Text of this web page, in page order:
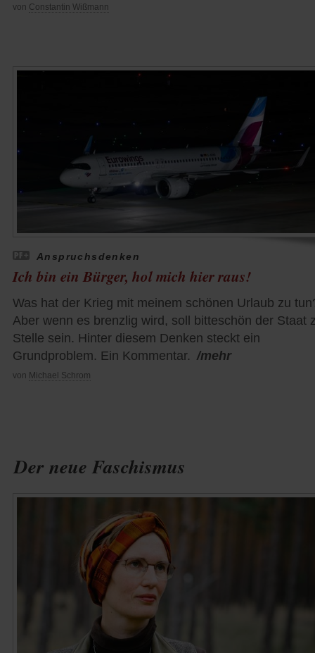
von Constantin Wißmann
Anspruchsdenken
Ich bin ein Bürger, hol mich hier raus!
Was hat der Krieg mit meinem schönen Urlaub zu
Aber wenn es brenzlig wird, soll bitteschön der Staat
Stelle sein. Hinter diesem Denken steckt ein
Grundproblem. Ein Kommentar. /mehr
von Michael Schrom
Der neue Faschismus